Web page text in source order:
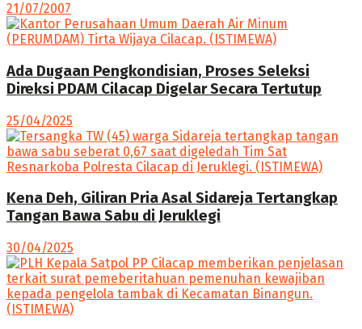
21/07/2007
Ada Dugaan Pengkondisian, Proses Seleksi
Direksi PDAM Cilacap Digelar Secara Tertutup
25/04/2025
Kena Deh, Giliran Pria Asal Sidareja Tertangkap
Tangan Bawa Sabu di Jeruklegi
30/04/2025